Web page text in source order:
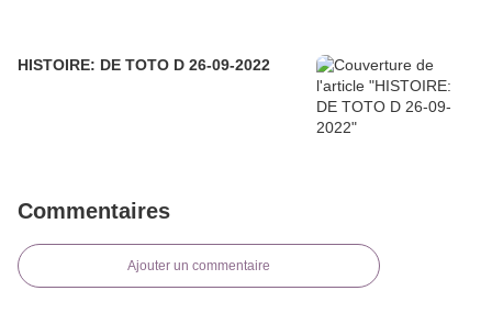
HISTOIRE: DE TOTO D 26-09-2022
Commentaires
Ajouter un commentaire